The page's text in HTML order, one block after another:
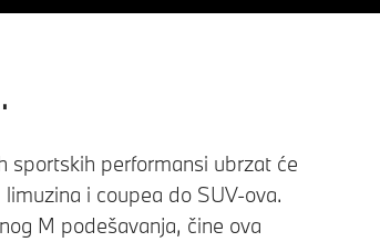
sportskih performansi ubrzat će
i coupea do SUV-ova.
M podešavanja, čine ova